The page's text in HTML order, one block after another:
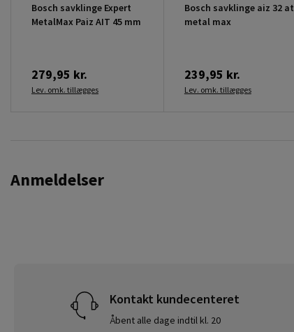
Bosch savklinge Expert
MetalMax Paiz AIT 45 mm
279,95 kr.
Lev. omk. tillægges
Bosch savklinge aiz 32 at
metal max
239,95 kr.
Lev. omk. tillægges
Anmeldelser
Kontakt kundecenteret
Åbent alle dage indtil kl. 20